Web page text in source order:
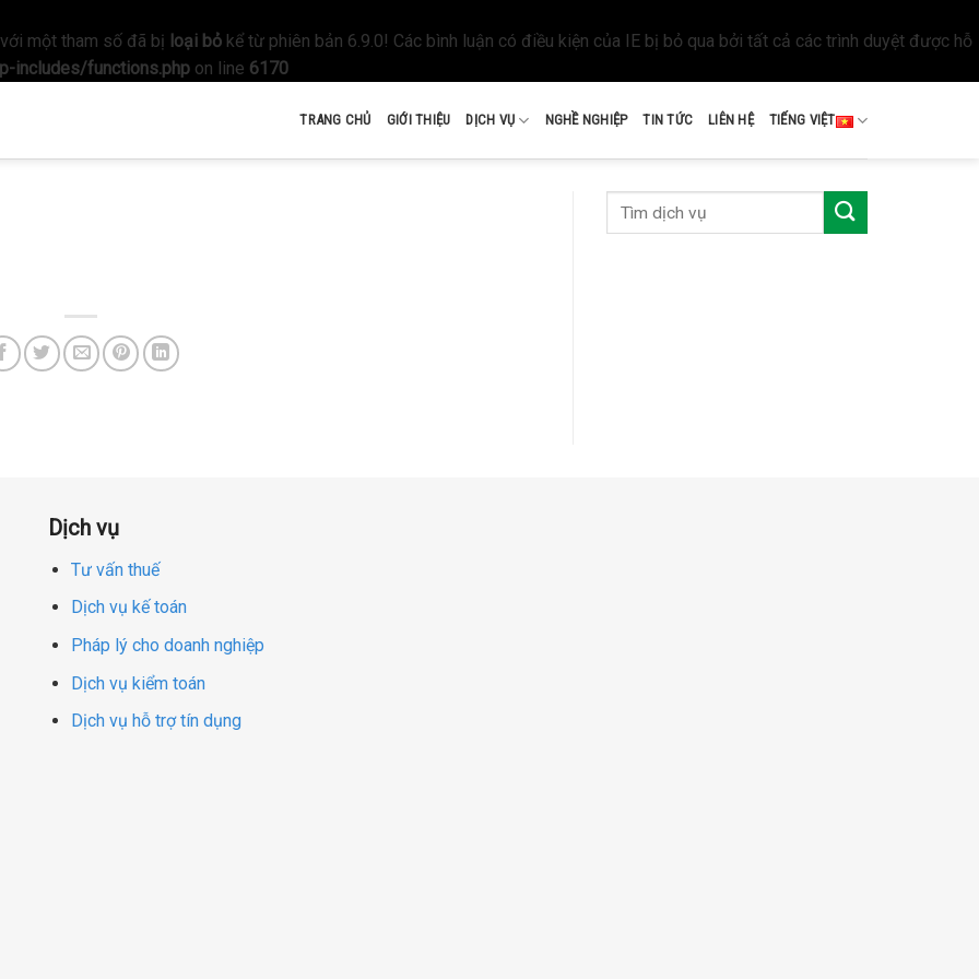
một tham số đã bị loại bỏ kể từ phiên bản 6.9.0! Các bình luận có điều kiện của IE bị bỏ qua bởi tất cả các trình duyệt được hỗ
includes/functions.php on line 6170
TRANG CHỦ GIỚI THIỆU DỊCH VỤ NGHỀ NGHIỆP TIN TỨC LIÊN HỆ TIẾNG VIỆT
Dịch vụ
Tư vấn thuế
Dịch vụ kế toán
Pháp lý cho doanh nghiệp
Dịch vụ kiểm toán
Dịch vụ hỗ trợ tín dụng